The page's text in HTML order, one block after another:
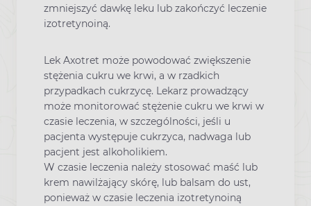
zmniejszyć dawkę leku lub zakończyć leczenie
izotretynoiną.
Lek Axotret może powodować zwiększenie
stężenia cukru we krwi, a w rzadkich
przypadkach cukrzycę. Lekarz prowadzący
może monitorować stężenie cukru we krwi w
czasie leczenia, w szczególności, jeśli u
pacjenta występuje cukrzyca, nadwaga lub
pacjent jest alkoholikiem.
W czasie leczenia należy stosować maść lub
krem nawilżający skórę, lub balsam do ust,
ponieważ w czasie leczenia izotretynoiną